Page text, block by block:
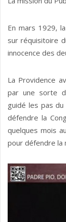
En mars 1929,
sur réquisitoire
innocence des
La Providence
par une sorte
guidé les pas du
défendre la
quelques mois
pour défendre la